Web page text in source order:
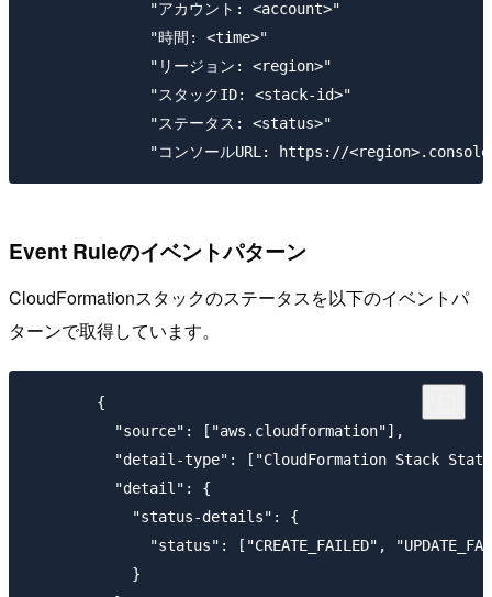
              "アカウント: <account>"
              "時間: <time>"
              "リージョン: <region>"
              "スタックID: <stack-id>"
              "ステータス: <status>"
Event Ruleのイベントパターン
CloudFormationスタックのステータスを以下のイベントパ
ターンで取得しています。
        {
          "source": ["aws.cloudformation"],
"detail-type": ["CloudFormation Stack
          "detail": {
            "status-details": {
"status": ["CREATE_FAILED",
            }